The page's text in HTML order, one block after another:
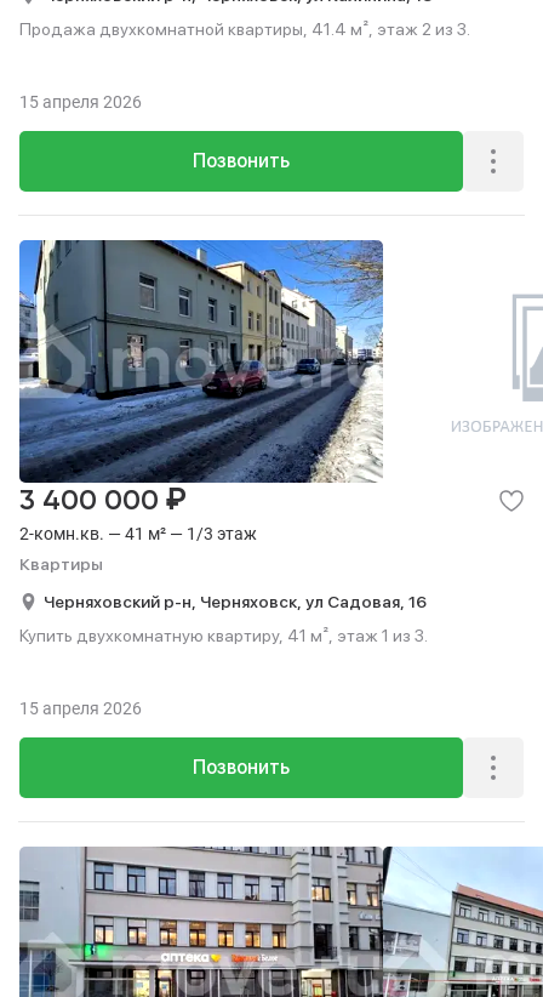
Продажа двухкомнатной квартиры, 41.4 м², этаж 2 из 3.
Позвонить
15 апреля 2026
2-комн.кв. — 41 м² — 1/3 этаж
Квартиры
3 400 000 ₽
Черняховский р-н, Черняховск, ул Садовая, 16
Купить двухкомнатную квартиру, 41 м², этаж 1 из 3.
Позвонить
15 апреля 2026